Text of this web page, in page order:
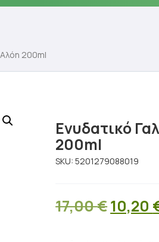
200ml
Ενυδατικό
200ml
SKU:5201279088019
17,00€10,20